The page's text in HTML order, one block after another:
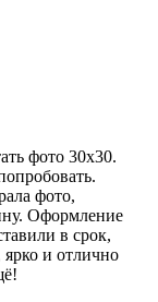
фото 30х30.
фото,
Оформление
в срок,
ярко и отлично